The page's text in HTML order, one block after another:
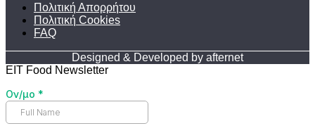
Πολιτική Απορρήτου
Πολιτική Cookies
FAQ
Designed & Developed by afternet
EIT Food Newsletter